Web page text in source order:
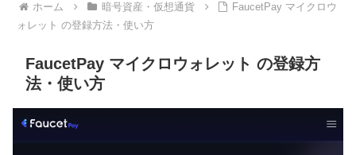
ホーム 暗号資産・仮想通貨
FaucetPay マイクロウ
ォレット の登録方法・使い方
FaucetPay マイクロウォレット の登録方
法・使い方